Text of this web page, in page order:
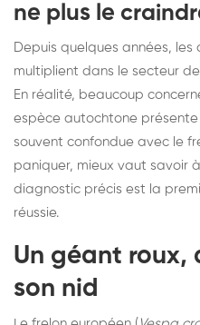
ne plus le
Depuis quelques années,
multiplient dans le secteur
En réalité, beaucoup
espèce autochtone présente
souvent confondue avec le
paniquer, mieux vaut savoir
diagnostic précis est la
réussie.
Un géant roux,
son nid